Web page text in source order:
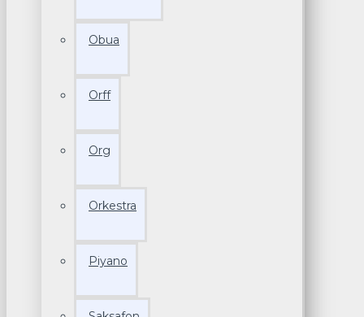
Obua
Orff
Org
Orkestra
Piyano